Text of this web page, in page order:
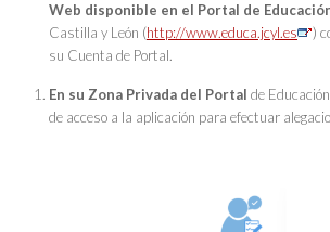
Web disponible en el Portal de
Castilla y León (http://www.educa.jcyl.es )
su Cuenta de Portal.
En su Zona Privada del Portal de
de acceso a la aplicación para efectuar